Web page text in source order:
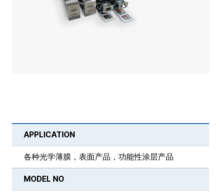
APPLICATION
各种光学薄膜，表面产品，功能性涂层产品
MODEL NO